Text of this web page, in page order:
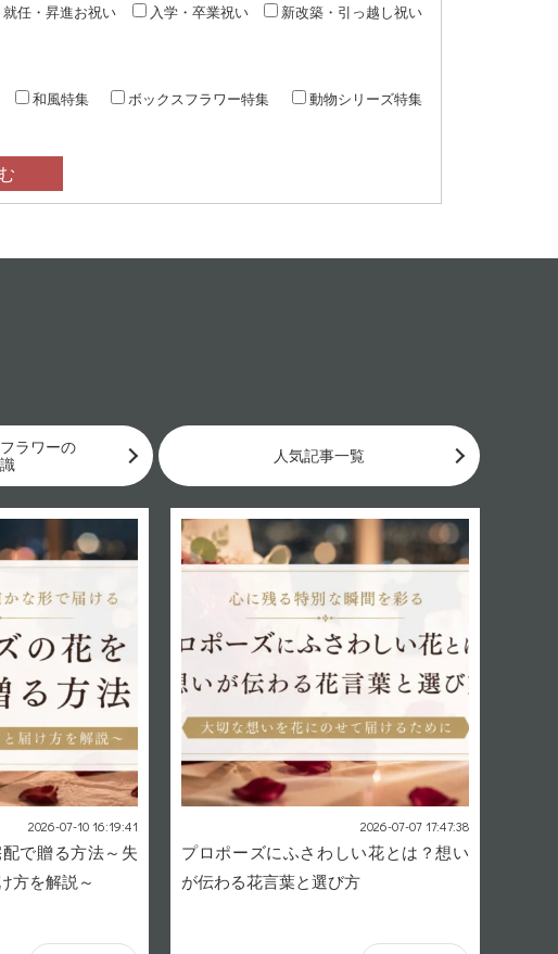
就任・昇進お祝い 入学・卒業祝い
新改築・引っ越し祝い
和風特集 ボックスフラワー特集
動物シリーズ特集
ラワーの
人気記事一覧
2026-07-10 16:19:41
で贈る方法～失
方を解説～
2026-07-07 17:47:38
プロポーズにふさわしい花とは？想い
が伝わる花言葉と選び方